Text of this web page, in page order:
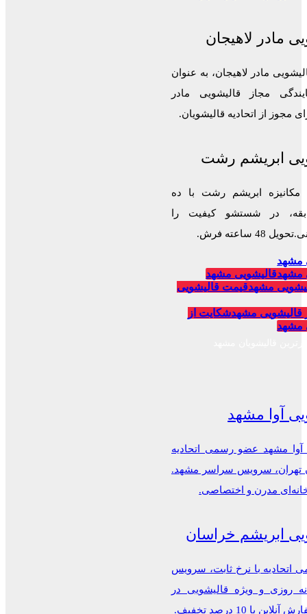
مادر لاهیجان
مادر لاهیجان، به عنوان
مجاز قالیشویی مادر
مجوز از اتحادیه قالیشویان.
ابریشم رشت
مکانیزه ابریشم رشت با ده
در شستشو کیفیت را
48 ساعته فرش.
مشهد
مشهدقالیشویی مشهد
مشهدقیمت قالیشویی
قالیشویی مشهدشکایت از
مشهد
آوا مشهد
آوا مشهد عضو رسمی اتحادیه
تهران، سرویس سراسر مشهد.
مدرن و اختصاصی.
ابریشم خراسان
اتحادیه با نرخ ثابت، سرویس
روزی و ویژه قالیشویی در
با 10 درصد تخفیف.